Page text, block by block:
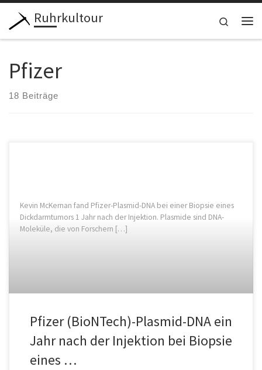
Zum Inhalt springen
Ruhrkultour
Search
Pfizer
18 Beiträge
Kevin McKernan fand Pfizer-Plasmid-DNA bei einer Biopsie eines
Dickdarmtumors 1 Jahr nach der Injektion. Plasmide sind DNA-
Moleküle, die von Forschern […]
Pfizer (BioNTech)-Plasmid-DNA ein
Jahr nach der Injektion bei Biopsie
eines …